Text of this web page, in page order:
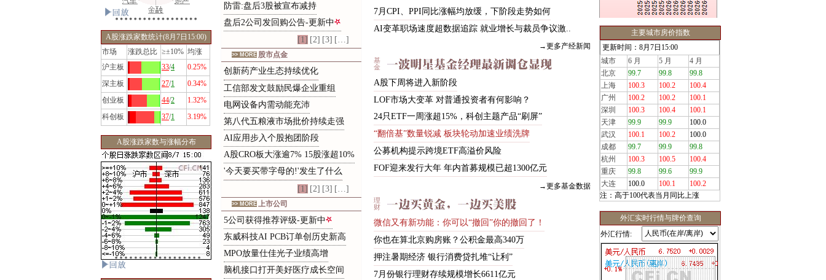
A股涨跌家数统计(8月7日15:00)
市场
涨跌总比 ≥±10% 均涨
沪主板
33/4
0.25%
深主板
27/1
0.34%
创业板
44/2
1.32%
科创板
37/1 3.19%
A股涨跌家数与涨幅分布
防雷:盘后3股被宣布减持
盘后2公司发回购公告-更新中
[1] [2] [3] […]
>> MORE 股市点金
创 新药产业生态持续优化
工信部发文鼓励民爆企业重组
电网设备内需动能充沛
第八代五粮液市场批价持续走强
AI应用步入个股抱团阶段
A股CRO板大涨逾7% 15股涨超10%
'今天要买带字母的!'发生了什么
[1] [2] [3] […]
>> MORE 上市公司
5公司获得推荐评级-更新中
东威科技AI PCB订单创历史新高
MPO放量仕佳光子业绩高增
脑机接口打开美好医疗成长空间
7月 CPI、 PPI 同 比涨幅均放缓 ， 下阶段走势如何
AI变革职场速度超数据追踪 就业增长与裁员争议激..
→更多产经新闻
基
金
A股下周 将进入 新阶段
LOF市场大变革 对普通投资者有何影响？
24只ETF一周 涨超15% ， 科创 主题产品“刷 屏”
“翻倍基”数量锐减 板块轮动加速业绩洗牌
公募机构提示跨境ETF高溢价风险
FOF迎来发行大年 年内首募规模已超1300亿元
→更多基金数据
理
财
微信又有新功能 ： 你可以“撤回”你的撤回 了 ！
你也在算北京购房账 ？ 公积金最高340万
押注暑期经济 银行消费贷扎堆“让利 ”
7月 份银行理财存续规模增长6611亿元
主要城市房价指数
更新时间：8月7日15:00
城市
6 月 5 月
4 月
北京
99.7 99.8
99.8
上海
100.3 100.2
100.4
广州
100.2 100.2
100.1
深圳
100.3 100.4
100.1
天津
99.9 99.9
100.0
武汉
100.1 100.2
100.0
成都
99.7 99.9
99.8
杭州
100.3 100.5
100.4
重庆
99.8 99.6
99.9
大连
100.0 100.1
100.2
注：高于100代表当月同比上涨
外汇实时行情与牌价查询
外汇行情: